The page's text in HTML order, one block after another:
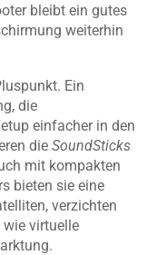
bleibt ein gutes
weiterhin
Ein
die
einfacher in den
die SoundSticks
mit kompakten
bieten sie eine
verzichten
virtuelle